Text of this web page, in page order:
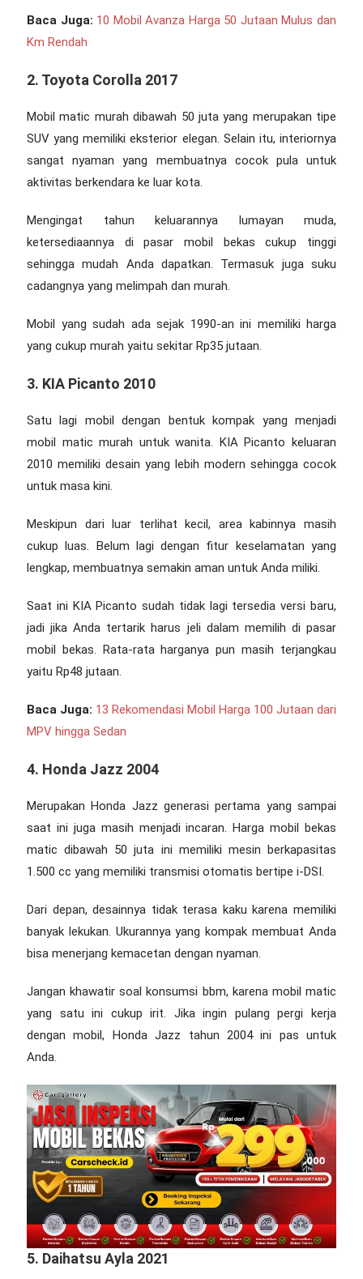
Baca Juga: 10 Mobil Avanza Harga 50 Jutaan Mulus dan
Km Rendah
2. Toyota Corolla 2017
Mobil matic murah dibawah 50 jutayang merupakan tipe
SUV yang memiliki eksterior elegan. Selain itu, interiornya
sangat nyaman yang membuatnya cocok pula untuk
aktivitas berkendara ke luar kota.
Mengingat tahun keluarannya lumayan muda,
ketersediaannya di pasar mobil bekas cukup tinggi
sehingga mudah Anda dapatkan. Termasuk juga suku
cadangnya yang melimpah dan murah.
Mobil yang sudah ada sejak 1990-an ini memiliki harga
yang cukup murah yaitu sekitar Rp35 jutaan.
3. KIA Picanto 2010
Satu lagi mobil dengan bentuk kompak yang menjadi
mobil matic murah untuk wanita. KIA Picanto keluaran
2010 memiliki desain yang lebih modern sehingga cocok
untuk masa kini.
Meskipun dari luar terlihat kecil, area kabinnya masih
cukup luas. Belum lagi dengan fitur keselamatan yang
lengkap, membuatnya semakin aman untuk Anda miliki.
Saat ini KIA Picanto sudah tidak lagi tersedia versi baru,
jadi jika Anda tertarik harus jeli dalam memilih di pasar
mobil bekas. Rata-rata harganya pun masih terjangkau
yaitu Rp48 jutaan.
Baca Juga: 13 Rekomendasi Mobil Harga 100 Jutaan dari
MPV hingga Sedan
4. Honda Jazz 2004
Merupakan Honda Jazz generasi pertama yang sampai
saat ini juga masih menjadi incaran. Harga mobil bekas
matic dibawah 50 juta ini memiliki mesin berkapasitas
1.500 cc yang memiliki transmisi otomatis bertipe i-DSI.
Dari depan, desainnya tidak terasa kaku karena memiliki
banyak lekukan. Ukurannya yang kompak membuat Anda
bisa menerjang kemacetan dengan nyaman.
Jangan khawatir soal konsumsi bbm, karena mobil matic
yang satu ini cukup irit. Jika ingin pulang pergi kerja
dengan mobil, Honda Jazz tahun 2004 ini pas untuk
Anda.
5. Daihatsu Ayla 2021